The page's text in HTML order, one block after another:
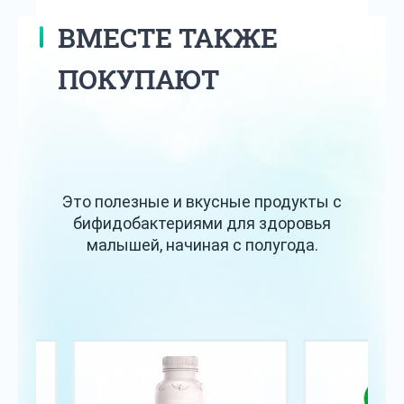
ВМЕСТЕ ТАКЖЕ
ПОКУПАЮТ
Это полезные и вкусные продукты с
бифидобактериями для здоровья
малышей, начиная с полугода.